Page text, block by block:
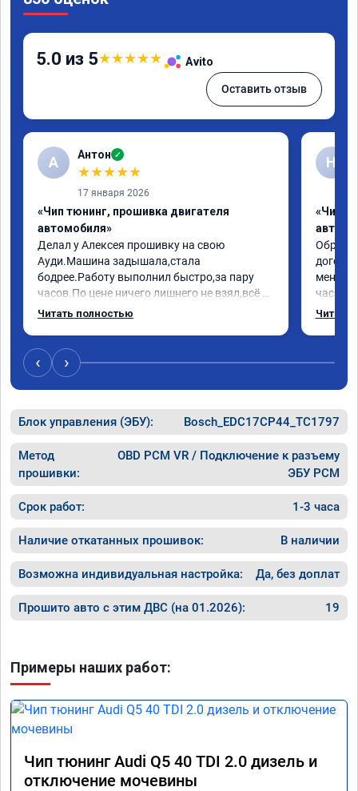
5.0 из 5★★★★★ Avito
Оставить отзыв
А Антон ✓
★★★★★
17 января 2026
«Чип тюнинг, прошивка двигателя
автомобиля»
Делал у Алексея прошивку на свою
Ауди.Машина задышала,стала
бодрее.Работу выполнил быстро,за пару
часов.По цене ничего лишнего не взял,всё
как договаривались заранее.После работы
случае поломки авто.Однозначно
рекомендую Алексея как грамотного
специалиста!
Читать полностью
Н
«Чип
меня
час
Арман
Читать
‹ ›
Блок управления (ЭБУ): Bosch_EDC17CP44_TC1797
Метод
прошивки:
OBD PCM VR / Подключение к разъему
ЭБУ PCM
Срок работ: 1-3 часа
Наличие откатанных прошивок: В наличии
Возможна индивидуальная настройка: Да, без доплат
Прошито авто с этим ДВС (на 01.2026): 19
Примеры наших работ:
Чип тюнинг Audi Q5 40 TDI 2.0 дизель и
отключение мочевины